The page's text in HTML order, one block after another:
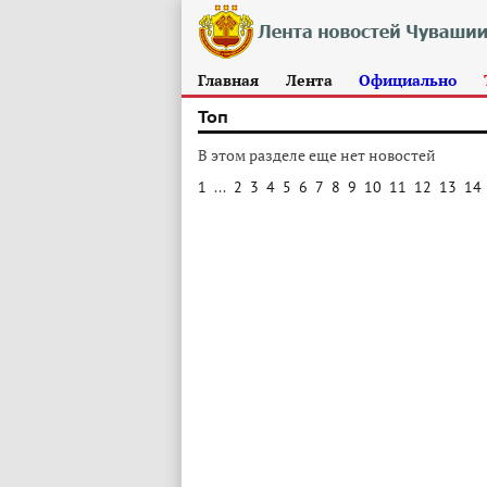
Главная Лента Официально
Топ
В этом разделе еще нет новостей
1 ... 2 3 4 5 6 7 8 9 10 11 12 13 14